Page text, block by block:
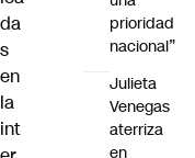
da
s
en
la
int
prioridad
nacional”
Julieta
Venegas
aterriza
en